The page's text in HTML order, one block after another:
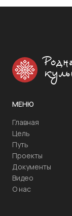
МЕНЮ
Главная
Цель
Путь
Проекты
Документы
Видео
О нас